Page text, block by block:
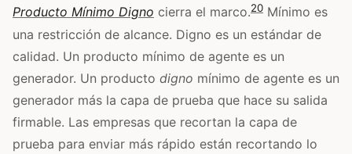
Producto Mínimo Digno cierra el marco.20 Mínimo es
una restricción de alcance. Digno es un estándar de
calidad. Un producto mínimo de agente es un
generador. Un producto digno mínimo de agente es un
generador más la capa de prueba que hace su salida
firmable. Las empresas que recortan la capa de
prueba para enviar más rápido están recortando lo